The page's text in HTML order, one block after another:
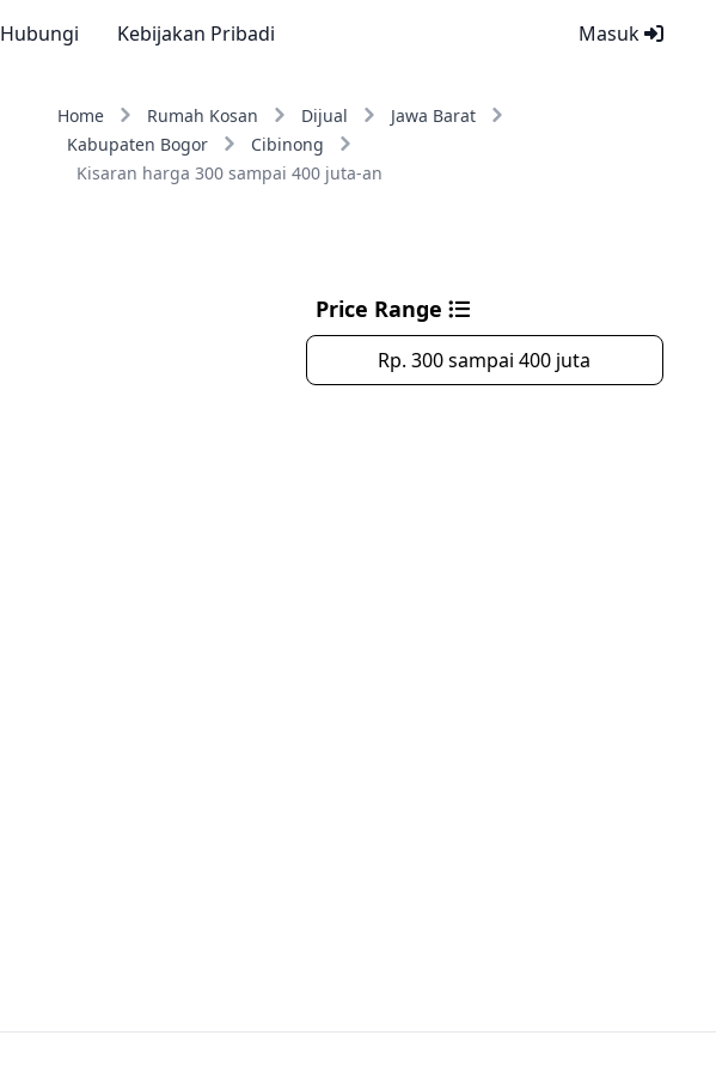
Masuk
Hubungi Kebijakan Pribadi
Home Rumah Kosan Dijual
Jawa Barat
Kabupaten Bogor
Cibinong
Kisaran harga 300 sampai 400 juta-an
Price Range
Rp. 300 sampai 400 juta